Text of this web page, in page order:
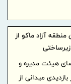
منطقه آزاد ماکو از
هیئت مدیره و
میدانی از